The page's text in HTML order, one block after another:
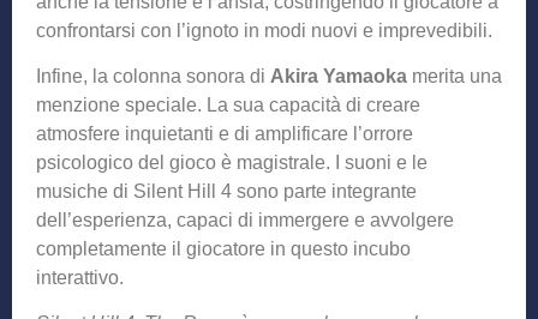
confrontarsi con l’ignoto in modi nuovi e imprevedibili.
Infine, la colonna sonora di Akira Yamaoka merita una
menzione speciale. La sua capacità di creare
atmosfere inquietanti e di amplificare l’orrore
psicologico del gioco è magistrale. I suoni e le
musiche di Silent Hill 4 sono parte integrante
dell’esperienza, capaci di immergere e avvolgere
completamente il giocatore in questo incubo
interattivo.